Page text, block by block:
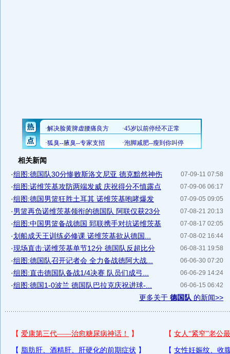
相关新闻
07-09-11 07:58
·组图:德国队30分惨败斯洛文尼亚 德克黯然神伤
07-09-06 06:17
·组图:诺维茨基攻防两端发威 庆祝得分不慎露点
07-09-05 09:05
·组图:德国男篮狂胜土耳其 诺维茨基咆哮爆发
07-08-21 20:13
·男篮再负诺维茨基领衔的德国队 阿联仅获23分
07-08-17 02:05
·组图:中国男篮备战德国 郅联携手对抗诺维茨基
07-08-02 16:44
·划船成天王训练必修课 诺维茨基欲从德国...
06-08-31 19:58
·现场直击:诺维茨基单节12分 德国队反超比分
06-06-30 07:20
·组图:德国队召开记者会 全力备战徳阿大战...
06-06-29 14:24
·组图:直击德国队备战1/4决赛 队员们成弓...
06-06-15 06:42
·组图:德国1-0波兰 德国队巴拉克庆祝进球-...
更多关于 德国队 的新闻>>